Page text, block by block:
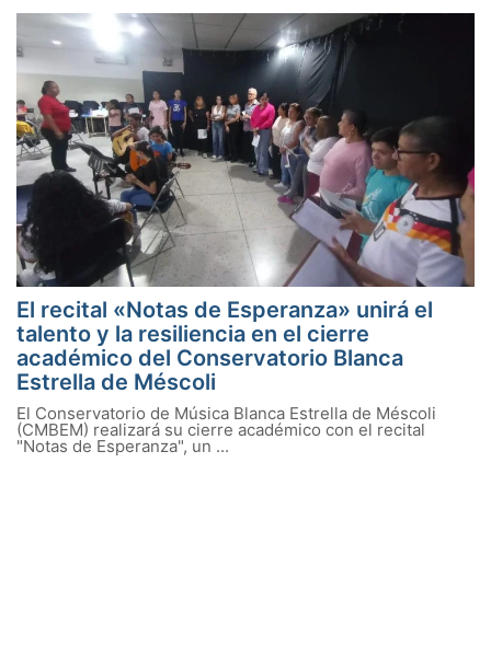
El recital «Notas de Esperanza» unirá el
talento y la resiliencia en el cierre
académico del Conservatorio Blanca
Estrella de Méscoli
El Conservatorio de Música Blanca Estrella de Méscoli
(CMBEM) realizará su cierre académico con el recital
"Notas de Esperanza", un ...